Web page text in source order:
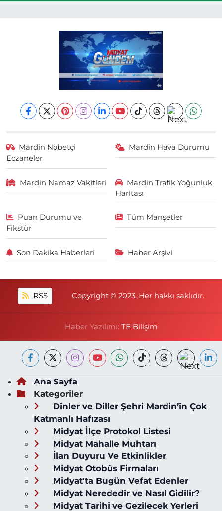
Mardin Nöbetçi
Eczaneler
Mardin Hava Durumu
Mardin Namaz Vakitleri
Mardin Trafik Yoğunluk
Haritası
Puan Durumu ve
Fikstür
Tüm Manşetler
Son Dakika Haberleri Haber Arşivi
RSS Copyright © 2023. Her hakkı saklıdır.
Haber Yazılımı: TE Bilişim
Ana Sayfa
Kategoriler
Dinler ve Diller Şehri Mardin’in Çok
Katmanlı Hafızası
Midyat İlçe Protokol Listesi
Midyat Mahalle Muhtarı
İlan Duyuru Ve Etkinlikler
Midyat Otobüs Firmaları
Midyat'ta Bugün Vefat Edenler
Midyat Nerededir ve Nasıl Gidilir?
Midyat Tarihi ve Gezilecek Yerleri